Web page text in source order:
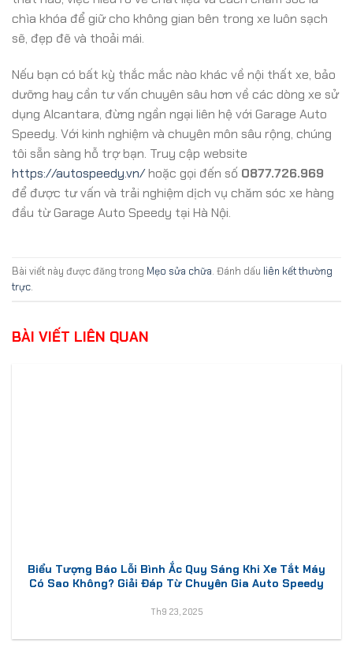
chìa khóa để giữ cho không gian bên trong xe luôn sạch
sẽ, đẹp đẽ và thoải mái.
Nếu bạn có bất kỳ thắc mắc nào khác về nội thất xe, bảo
dưỡng hay cần tư vấn chuyên sâu hơn về các dòng xe sử
dụng Alcantara, đừng ngần ngại liên hệ với Garage Auto
Speedy. Với kinh nghiệm và chuyên môn sâu rộng, chúng
tôi sẵn sàng hỗ trợ bạn. Truy cập website
https://autospeedy.vn/hoặc gọi đến số 0877.726.969
để được tư vấn và trải nghiệm dịch vụ chăm sóc xe hàng
đầu từ Garage Auto Speedy tại Hà Nội.
Bài viết này được đăng trong Mẹo sửa chữa. Đánh dấu liên kết thường
trực.
BÀI VIẾT LIÊN QUAN
Biểu Tượng Báo Lỗi Bình Ắc Quy Sáng Khi Xe Tắt Máy
Có Sao Không? Giải Đáp Từ Chuyên Gia Auto Speedy
Th9 23, 2025